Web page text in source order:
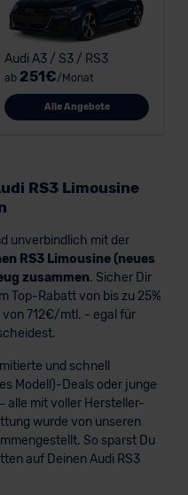
Audi A3 / S3 / RS3
ab 251€/Monat
Alle Angebote
RS3 Limousine
unverbindlich mit der
RS3 Limousine (neues
zusammen. Sicher Dir
Top-Rabatt von bis zu 25%
712€/mtl. - egal für
und schnell
Modell)-Deals oder junge
alle mit voller Hersteller-
wurde von unseren
So sparst Du
auf Deinen Audi RS3